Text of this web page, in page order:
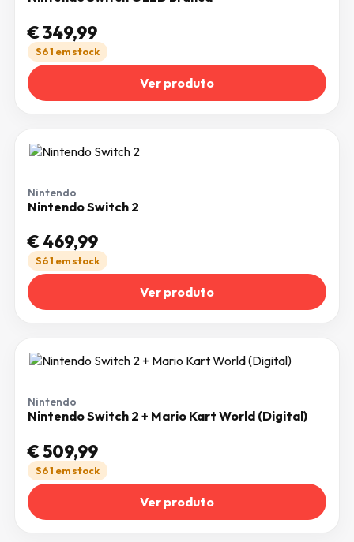
€349,99
Só 1 em stock
Ver produto
Nintendo
Nintendo Switch 2
€469,99
Só 1 em stock
Ver produto
Nintendo
Nintendo Switch 2 + Mario Kart World (Digital)
€509,99
Só 1 em stock
Ver produto